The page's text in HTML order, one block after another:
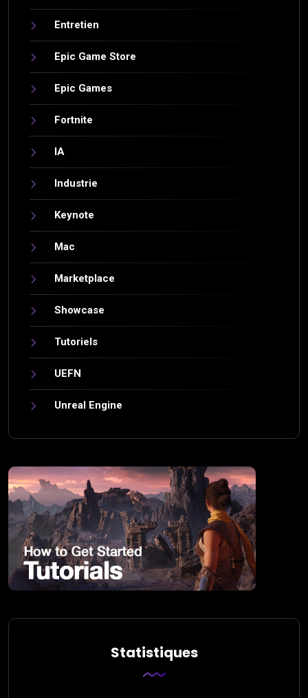
Entretien
Epic Game Store
Epic Games
Fortnite
IA
Industrie
Keynote
Mac
Marketplace
Showcase
Tutoriels
UEFN
Unreal Engine
Statistiques